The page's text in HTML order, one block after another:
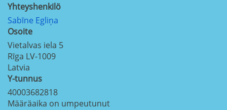
Yhteyshenkilö
Sabīne Egliņa
Osoite
Vietalvas iela 5
Rīga LV-1009
Latvia
Y-tunnus
40003682818
Määräaika on umpeutunut